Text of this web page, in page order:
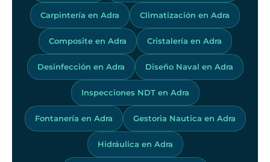
Carpintería en Adra Climatización en Adra
Composite en Adra Cristalería en Adra
Desinfección en Adra Diseño Naval en Adra
Inspecciones NDT en Adra
Fontanería en Adra Gestoria Nautica en Adra
Hidráulica en Adra